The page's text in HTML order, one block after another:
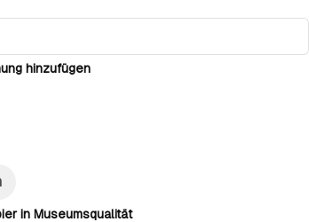
hinzufügen
in Museumsqualität